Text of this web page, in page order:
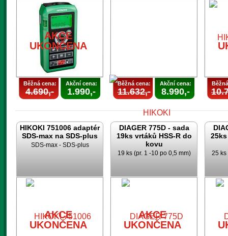
AKCE
UKONČENA
AKCE
UKONČENA
Běžná cena:
4.690,-
Akční cena:
1.990,-
Běžná cena:
11.632,-
Akční cena:
8.990,-
HIKOKI 751006 adaptér
SDS-max na SDS-plus
SDS-max - SDS-plus
AKCE
UKONČENA
DIAGER 775D - sada
19ks vrtáků HSS-R do
kovu
19 ks (pr. 1 -10 po 0,5 mm)
AKCE
UKONČENA
25 ks